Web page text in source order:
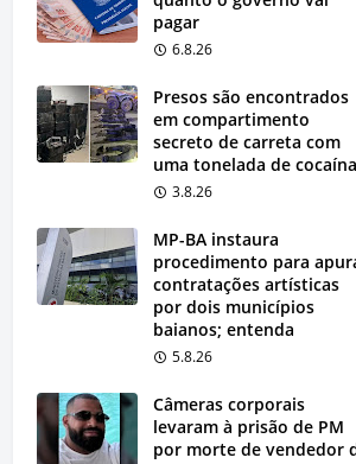
pagar
6.8.26
Presos são encontrados
em compartimento
secreto de carreta com
uma tonelada de cocaína
3.8.26
MP-BA instaura
procedimento para
contratações artísticas
por dois municípios
baianos; entenda
5.8.26
Câmeras corporais
levaram à prisão de PM
por morte de vendedor